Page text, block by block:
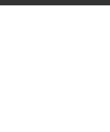
sur cette page